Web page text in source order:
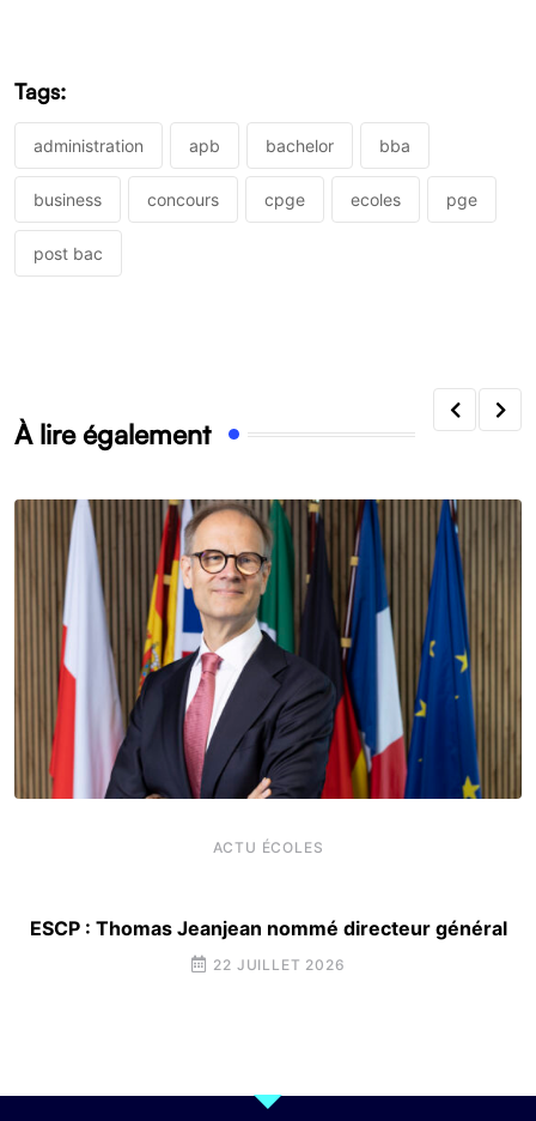
Tags:
administration apb bachelor bba
business concours cpge ecoles pge
post bac
À lire également
ACTU ÉCOLES
ESCP : Thomas Jeanjean nommé directeur général
22 JUILLET 2026